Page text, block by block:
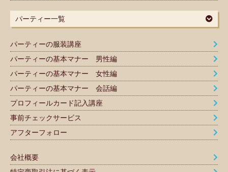
パーティー一覧
パーティーの服装講座
パーティーの基本マナー 男性編
パーティーの基本マナー 女性編
パーティーの基本マナー 会話編
プロフィールカード記入講座
事前チェックサービス
アフターフォロー
会社概要